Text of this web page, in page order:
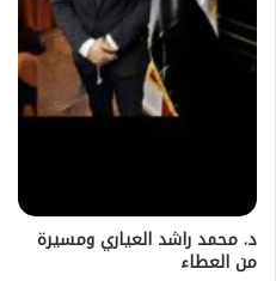
د. محمد راشد العياري ومسيرة
من العطاء